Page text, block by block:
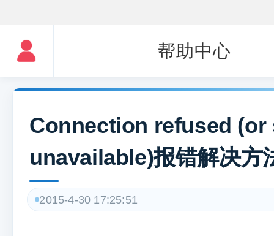
帮助中心
Connection refused (or
unavailable)报错解决方
2015-4-30 17:25:51